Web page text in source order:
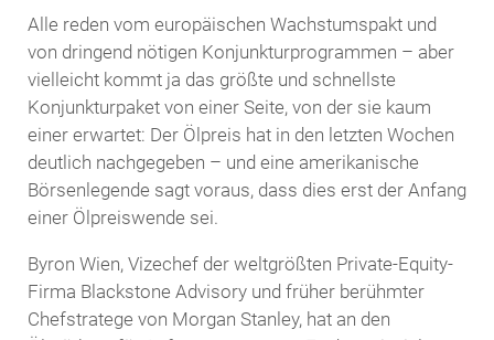
Alle reden vom europäischen Wachstumspakt und
von dringend nötigen Konjunkturprogrammen – aber
vielleicht kommt ja das größte und schnellste
Konjunkturpaket von einer Seite, von der sie kaum
einer erwartet: Der Ölpreis hat in den letzten Wochen
deutlich nachgegeben – und eine amerikanische
Börsenlegende sagt voraus, dass dies erst der Anfang
einer Ölpreiswende sei.
Byron Wien, Vizechef der weltgrößten Private-Equity-
Firma Blackstone Advisory und früher berühmter
Chefstratege von Morgan Stanley, hat an den